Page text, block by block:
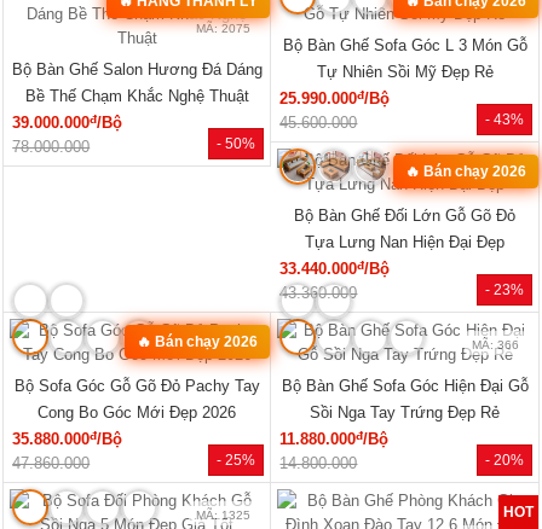
- 46%
🔥 TỦ BÁN CHẠY
Tủ Quần Áo Tự Nhiên Vân Sồi Đa
Cánh Kèm Cụm Ngăn Kéo Giá Rẻ
9.180.000đ/Cái
17.000.000
- 28%
MÃ: 2686
Tủ Quần Áo Hiện Đại Gỗ Công
Nghiệp Màu Nâu Đẹp Giá Rẻ...
6.050.000đ/Cái
8.400.000
HOT